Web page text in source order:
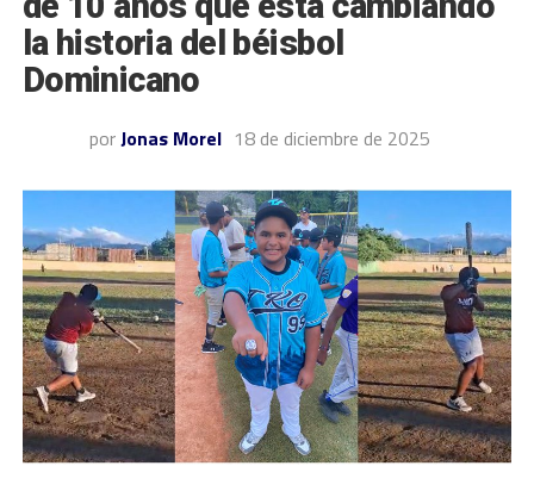
la historia del béisbol
Dominicano
porJonas Morel 18 de diciembre de 2025